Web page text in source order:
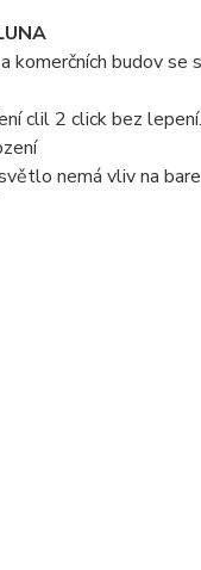
komerčních budov
clil 2 click bez lepení.
nemá vliv na